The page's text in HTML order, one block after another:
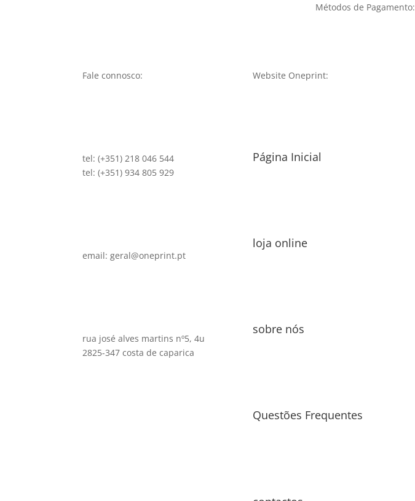
Métodos de Pagamento:
Fale connosco:
tel: (+351) 218 046 544
tel: (+351) 934 805 929
email: geral@oneprint.pt
rua josé alves martins nº5, 4u
2825-347 costa de caparica
Website Oneprint:
Página Inicial
loja online
sobre nós
Questões Frequentes